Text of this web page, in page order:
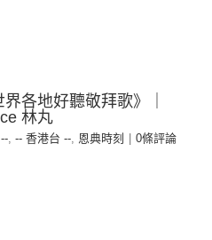
各地好聽敬拜歌》｜
林丸
, -- 香港台 --, 恩典時刻 0條評論